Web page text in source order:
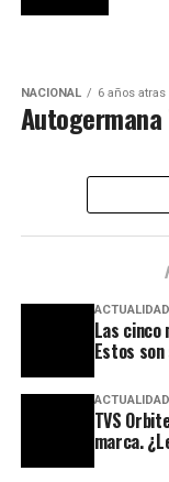
NACIONAL 6 años atras
ACTUALIDAD
Las cinco
Estos
ACTUALIDAD
TVS
marca.